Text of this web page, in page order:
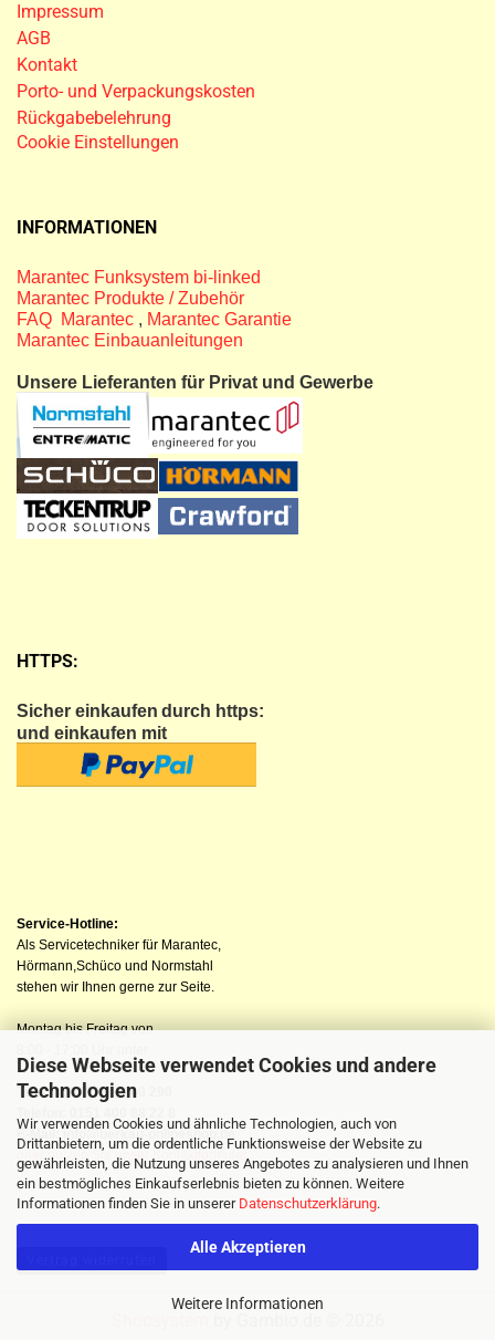
Diese Webseite verwendet Cookies und andere
Technologien
Wir verwenden Cookies und ähnliche Technologien, auch von
Drittanbietern, um die ordentliche Funktionsweise der Website zu
gewährleisten, die Nutzung unseres Angebotes zu analysieren und Ihnen
ein bestmögliches Einkaufserlebnis bieten zu können. Weitere
Informationen finden Sie in unserer Datenschutzerklärung.
Alle Akzeptieren
Weitere Informationen
Impressum
AGB
Kontakt
Porto- und Verpackungskosten
Rückgabebelehrung
Cookie Einstellungen
INFORMATIONEN
Marantec Funksystem bi-linked
Marantec Produkte / Zubehör
FAQ Marantec , Marantec Garantie
Marantec Einbauanleitungen
Unsere Lieferanten für Privat und Gewerbe
HTTPS:
Sicher einkaufen durch https:
und einkaufen mit
Service-Hotline:
Als Servicetechniker für Marantec,
Hörmann,Schüco und Normstahl
stehen wir Ihnen gerne zur Seite.
Montag bis Freitag von
Telefon: 04523 98 40 290
E-Mail: info@berkau-onlineshop.de
oder nutzen Sie unser Kontaktformular